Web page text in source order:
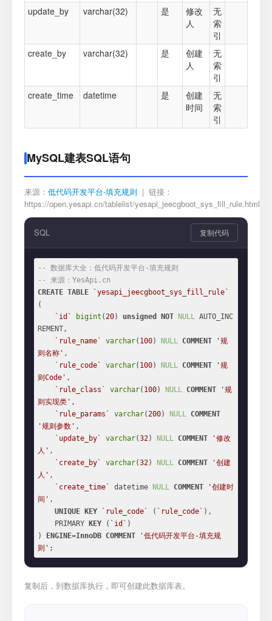
update_by
varchar(32) 是
修改
人
无
索
引
create_by
varchar(32) 是
创建
人
无
索
引
create_time
datetime 是
创建
时间
无
索
引
MySQL建表SQL语句
来源： 低代码开发平台-填充规则 | 链接：
https://open.yesapi.cn/tablelist/yesapi_jeecgboot_sys_fill_rule.html
SQL 复制代码
-- 数据库大全：低代码开发平台-填充规则
-- 来源：YesApi.cn
CREATE TABLE
`yesapi_jeecgboot_sys_fill_rule`
(
`id`
bigint (20) unsigned NOT NULL AUTO_INC
REMENT,
`rule_name`
varchar( 100) NULL COMMENT
'规
则名称' ,
`rule_code`
varchar( 100) NULL COMMENT
'规
则Code' ,
`rule_class`
varchar( 100) NULL COMMENT
'规
则实现类' ,
`rule_params`
varchar(200) NULL COMMENT
'规则参数' ,
`update_by`
varchar(32) NULL COMMENT
'修改
人' ,
`create_by`
varchar(32) NULL COMMENT
'创建
人' ,
`create_time`
datetime NULL COMMENT
'创建时
间' ,
UNIQUE
KEY `rule_code` ( `rule_code` ),
    PRIMARY
KEY ( `id` )
)
ENGINE=InnoDB COMMENT
'低代码开发平台-填充规
则' ;
复制后，到数据库执行，即可创建此数据库表。